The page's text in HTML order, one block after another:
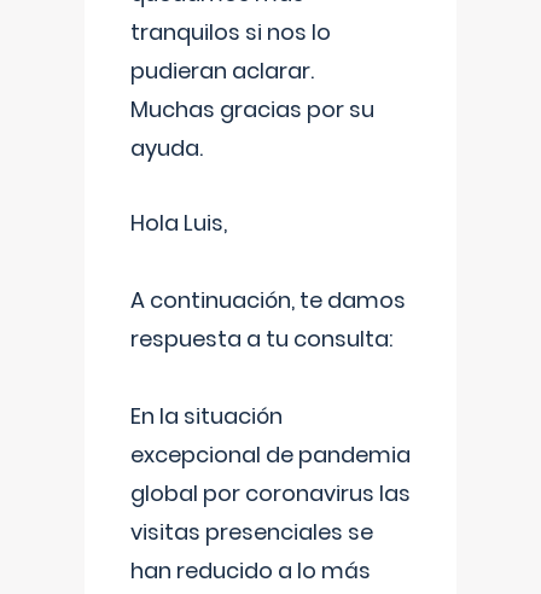
tranquilos si nos lo
pudieran aclarar.
Muchas gracias por su
ayuda.
Hola Luis,
A continuación, te damos
respuesta a tu consulta:
En la situación
excepcional de pandemia
global por coronavirus las
visitas presenciales se
han reducido a lo más